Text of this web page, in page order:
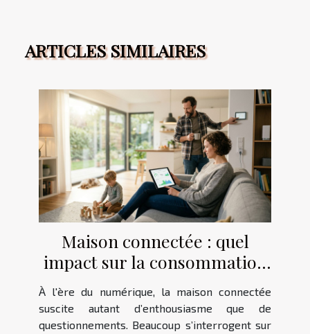
ARTICLES SIMILAIRES
Maison connectée : quel
impact sur la consommation
énergétique réelle ?
À l'ère du numérique, la maison connectée
suscite autant d’enthousiasme que de
questionnements. Beaucoup s’interrogent sur